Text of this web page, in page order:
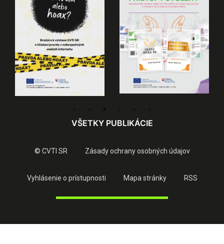
VŠETKY PUBLIKÁCIE
© CVTI SR Zásady ochrany osobných údajov
Vyhlásenie o prístupnosti Mapa stránky RSS